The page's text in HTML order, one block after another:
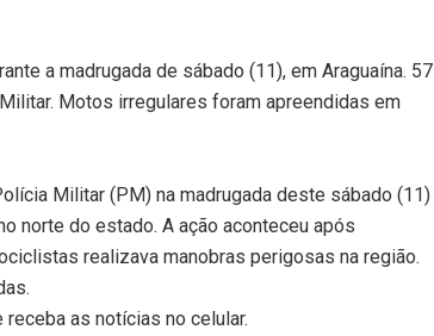
a madrugada de sábado (11), em Araguaína. 57
Motos irregulares foram apreendidas em
Militar (PM) na madrugada deste sábado (11)
norte do estado. A ação aconteceu após
realizava manobras perigosas na região.
as notícias no celular.